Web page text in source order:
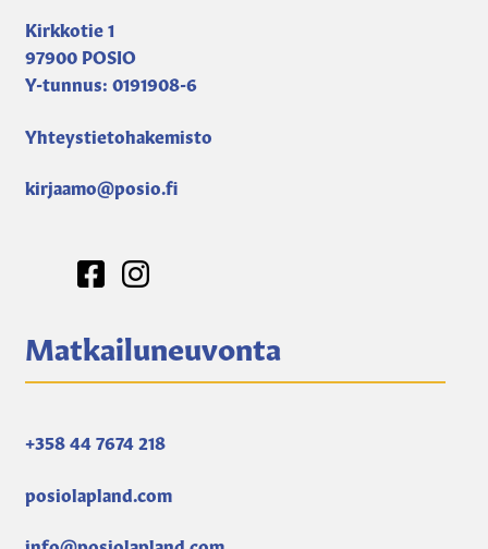
Kirkkotie 1
97900 POSIO
Y-tunnus: 0191908-6
Yhteystietohakemisto
kirjaamo@posio.fi
Matkailuneuvonta
+358 44 7674 218
posiolapland.com